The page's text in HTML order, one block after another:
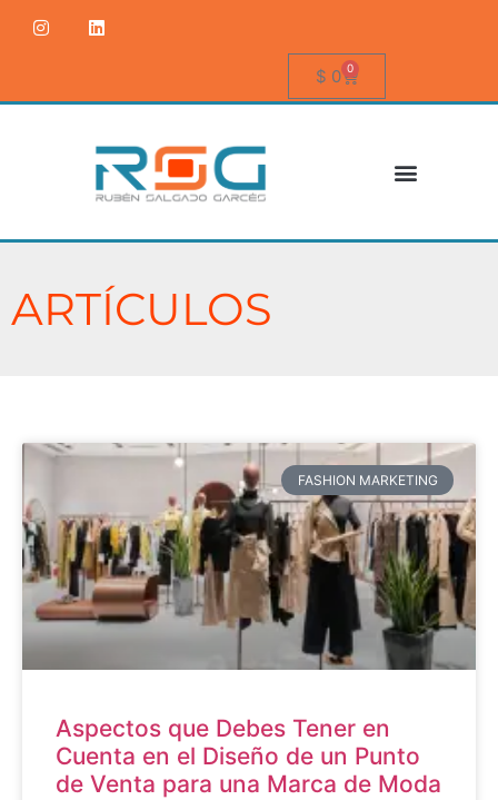
$ 0 0
ARTÍCULOS
FASHION MARKETING
Aspectos que Debes Tener en
Cuenta en el Diseño de un Punto
de Venta para una Marca de Moda